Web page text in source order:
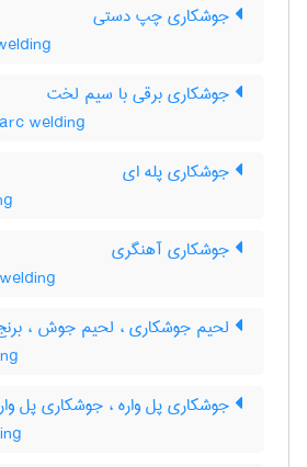
جوشکاری چپ دستی
جوشکاری برقی با سیم لخت
welding
جوشکاری پله ای
جوشکاری آهنگری
لحیم جوشکاری ، لحیم جوش ،
جوشکاری پل واره ، جوشکاری پل